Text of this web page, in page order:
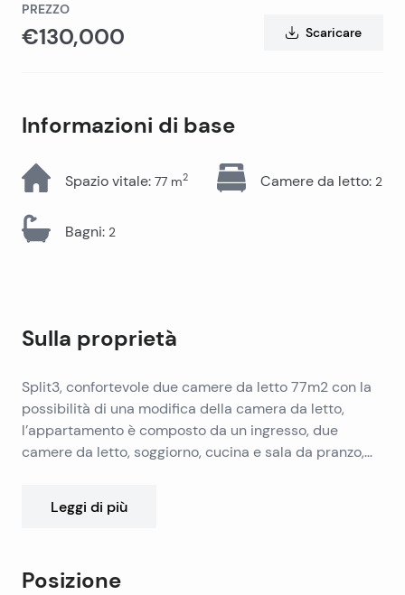
PREZZO
€130,000 Scaricare
Informazioni di base
Spazio vitale: 77 m2 Camere da letto: 2
Bagni: 2
Sulla proprietà
Split3, confortevole due camere da letto 77m2 con la
possibilità di una modifica della camera da letto,
l’appartamento è composto da un ingresso, due
camere da letto, soggiorno, cucina e sala da pranzo,
cucina e altri mobili opzionale.
Leggi di più
Posizione